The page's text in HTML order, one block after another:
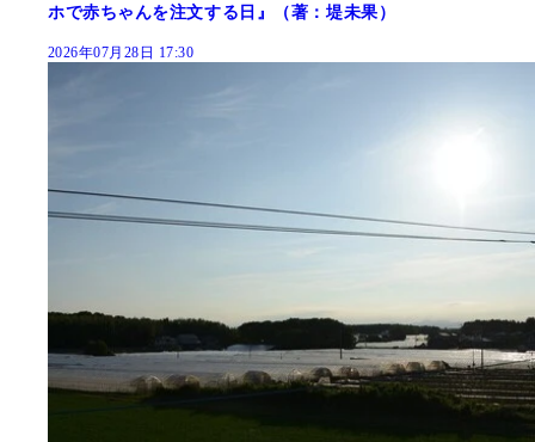
ホで赤ちゃんを注文する日』（著：堤未果）
2026年07月28日 17:30